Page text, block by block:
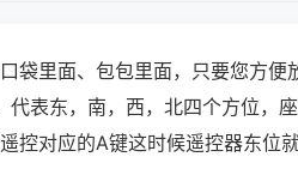
袋里面、包包里面，只要您方便
表东，南，西，北四个方位，
控对应的A键这时候遥控器东位